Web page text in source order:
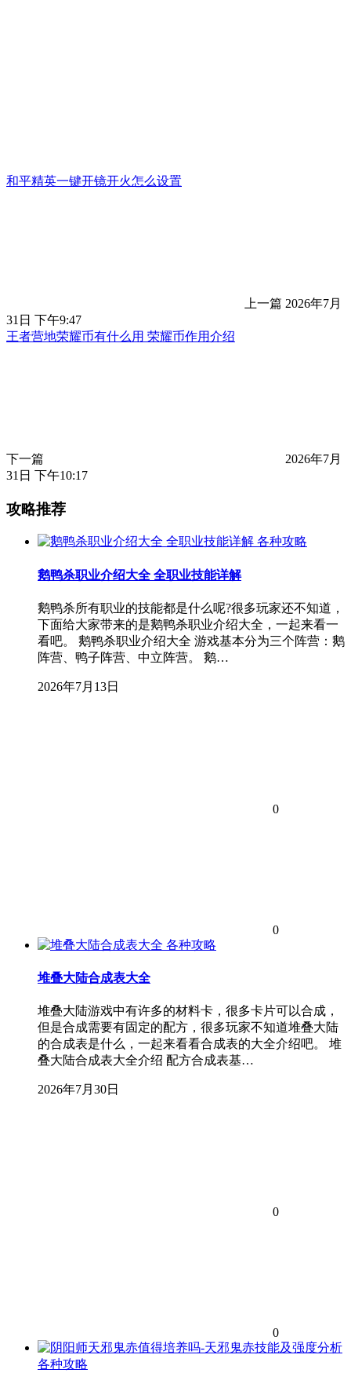
和平精英一键开镜开火怎么设置
上一篇 2026年7月
31日 下午9:47
王者营地荣耀币有什么用 荣耀币作用介绍
下一篇
2026年7月
31日 下午10:17
攻略推荐
各种攻略
鹅鸭杀职业介绍大全 全职业技能详解
鹅鸭杀所有职业的技能都是什么呢?很多玩家还不知道，
下面给大家带来的是鹅鸭杀职业介绍大全，一起来看一
看吧。 鹅鸭杀职业介绍大全 游戏基本分为三个阵营：鹅
阵营、鸭子阵营、中立阵营。 鹅…
2026年7月13日
0
0
各种攻略
堆叠大陆合成表大全
堆叠大陆游戏中有许多的材料卡，很多卡片可以合成，
但是合成需要有固定的配方，很多玩家不知道堆叠大陆
的合成表是什么，一起来看看合成表的大全介绍吧。 堆
叠大陆合成表大全介绍 配方合成表基…
2026年7月30日
0
0
各种攻略